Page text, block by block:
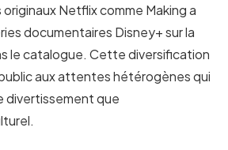
Netflix comme Making a
documentaires Disney+ sur la
le catalogue. Cette diversification
aux attentes hétérogènes qui
divertissement que